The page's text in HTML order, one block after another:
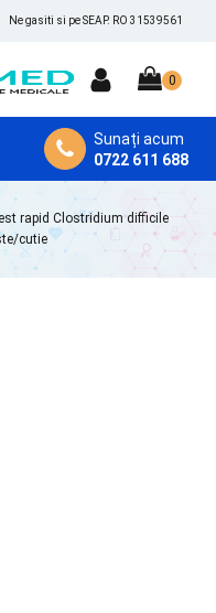
Ne gasiti si pe SEAP. RO 31539561
Sunați acum
0722 611 688
rapid Clostridium difficile
cutie